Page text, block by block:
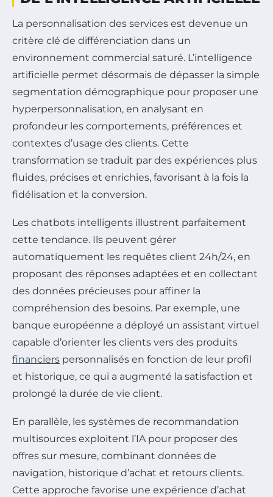
La personnalisation des services est devenue un
critère clé de différenciation dans un
environnement commercial saturé. L’intelligence
artificielle permet désormais de dépasser la simple
segmentation démographique pour proposer une
hyperpersonnalisation, en analysant en
profondeur les comportements, préférences et
contextes d’usage des clients. Cette
transformation se traduit par des expériences plus
fluides, précises et enrichies, favorisant à la fois la
fidélisation et la conversion.
Les chatbots intelligents illustrent parfaitement
cette tendance. Ils peuvent gérer
automatiquement les requêtes client 24h/24, en
proposant des réponses adaptées et en collectant
des données précieuses pour affiner la
compréhension des besoins. Par exemple, une
banque européenne a déployé un assistant virtuel
capable d’orienter les clients vers des produits
financiers personnalisés en fonction de leur profil
et historique, ce qui a augmenté la satisfaction et
prolongé la durée de vie client.
En parallèle, les systèmes de recommandation
multisources exploitent l’IA pour proposer des
offres sur mesure, combinant données de
navigation, historique d’achat et retours clients.
Cette approche favorise une expérience d’achat